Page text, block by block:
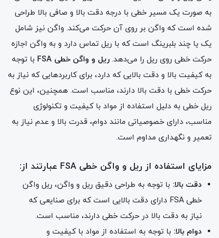
به صورت یک مسیر خطی با درجه دقت بالا و صافی بالا طراحی
شده است که واگن بر روی آن حرکت می‌کند. واگن نیز شامل
یک یا چند بلبرینگ است که با ریل تماس دارد و به واگن اجازه
حرکت خطی روی ریل را می‌دهد. ریل و واگن خطی FSA
با توجه
به کیفیت بالا و دقت بالایی که دارد، برای کاربردهایی که نیاز به
حرکت خطی با دقت بالا دارند، مناسب است. همچنین، این نوع
ریل خطی به دلیل استفاده از مواد با کیفیت و تکنولوژی
مناسب، دارای خصوصیاتی مانند دوام، قدرت بالا و عدم نیاز به
تعمیر و نگهداری مداوم است.
مزایای استفاده از ریل و واگن خطی FSA عبارتند از:
دقت بالا: با توجه به طراحی دقیق ریل و واگن، ریل واگن
خطی FSA دارای دقت بالایی است که برای صنایعی که
نیاز به دقت بالا در حرکت خطی دارند، مناسب است.
دوام بالا: با توجه به استفاده از مواد با کیفیت و